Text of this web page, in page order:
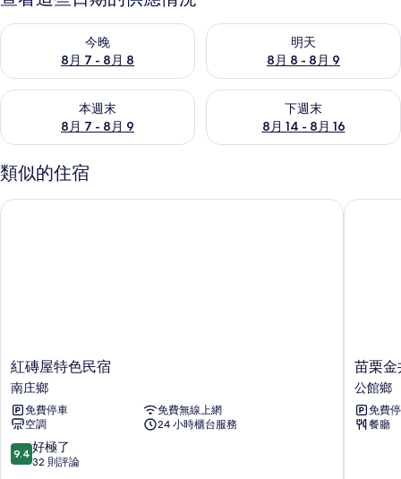
今晚
8月 7 - 8月 8
查看今晚 (8月 7 - 8月 8) 的供應情況
明天
8月 8 - 8月 9
查看明天 (8月 8 - 8月 9) 的供
本週末
8月 7 - 8月 9
查看本週末 (8月 7 - 8月 9) 的供應情況
下週末
8月 14 - 8月 16
查看下週末 (8月 14 - 8月 16)
類似的住宿
紅
磚
屋
特
色
民
宿
紅磚屋特色民宿
南庄鄉
免費停車
免費無線上網
空調
24 小時櫃台服務
9.4
分，
9.4 好極了
32 則評論
紅磚屋特色民宿
苗
栗
金
井
灶
苗栗金
公館鄉
免費
餐廳
苗栗金